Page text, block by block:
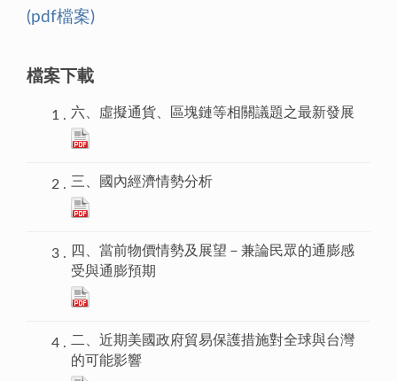
(pdf檔案)
檔案下載
六、虛擬通貨、區塊鏈等相關議題之最新發展
三、國內經濟情勢分析
四、當前物價情勢及展望－兼論民眾的通膨感
受與通膨預期
二、近期美國政府貿易保護措施對全球與台灣
的可能影響